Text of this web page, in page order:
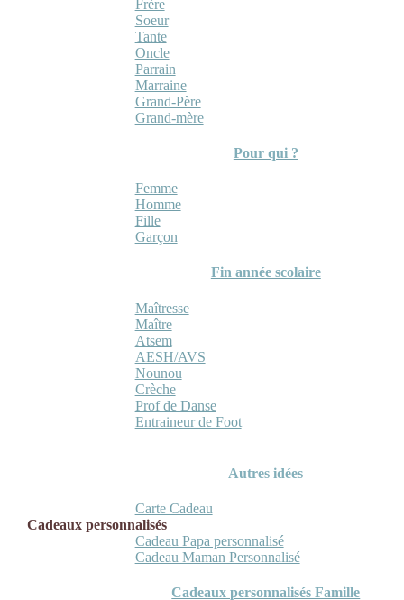
Frère
Soeur
Tante
Oncle
Parrain
Marraine
Grand-Père
Grand-mère
Pour qui ?
Femme
Homme
Fille
Garçon
Fin année scolaire
Maîtresse
Maître
Atsem
AESH/AVS
Nounou
Crèche
Prof de Danse
Entraineur de Foot
Autres idées
Carte Cadeau
Cadeaux personnalisés
Cadeau Papa personnalisé
Cadeau Maman Personnalisé
Cadeaux personnalisés Famille